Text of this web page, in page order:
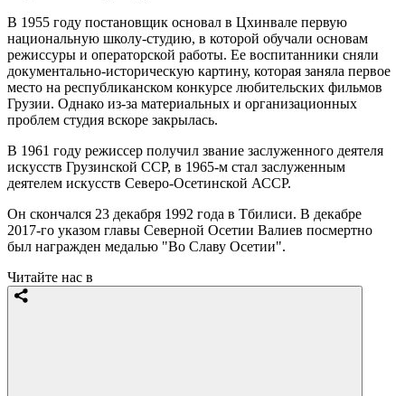
В 1955 году постановщик основал в Цхинвале первую
национальную школу-студию, в которой обучали основам
режиссуры и операторской работы. Ее воспитанники сняли
документально-историческую картину, которая заняла первое
место на республиканском конкурсе любительских фильмов
Грузии. Однако из-за материальных и организационных
проблем студия вскоре закрылась.
В 1961 году режиссер получил звание заслуженного деятеля
искусств Грузинской ССР, в 1965-м стал заслуженным
деятелем искусств Северо-Осетинской АССР.
Он скончался 23 декабря 1992 года в Тбилиси. В декабре
2017-го указом главы Северной Осетии Валиев посмертно
был награжден медалью "Во Славу Осетии".
Читайте нас в